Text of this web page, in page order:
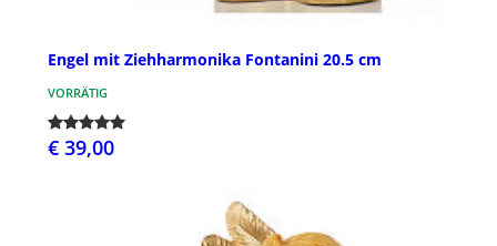
Engel mit Ziehharmonika Fontanini 20.5 cm
VORRÄTIG
€ 39,00